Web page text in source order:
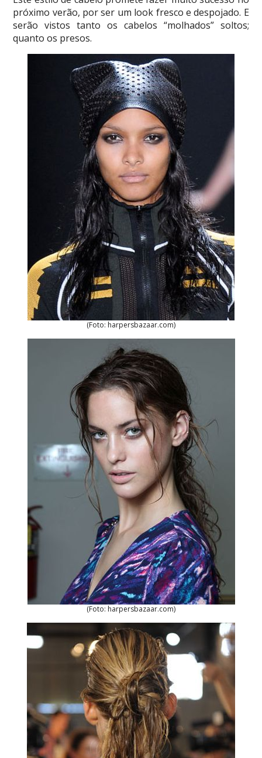
próximo verão, por ser um look fresco e despojado. E
serão vistos tanto os cabelos “molhados” soltos;
quanto os presos.
(Foto: harpersbazaar.com)
(Foto: harpersbazaar.com)